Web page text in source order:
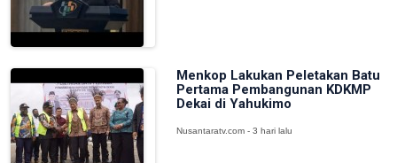
Menkop Lakukan Peletakan Batu
Pertama Pembangunan KDKMP
Dekai di Yahukimo
Nusantaratv.com - 3 hari lalu